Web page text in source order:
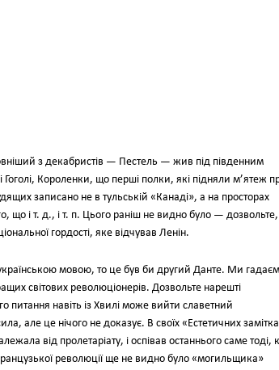
з декабристів — Пестель — жив під південним
Короленки, що перші полки, які підняли м’ятеж
записано не в тульській «Канаді», а на просторах
що і т. д., і т. п. Цього раніш не видно було — дозвольте,
гордості, яке відчував Ленін.
мовою, то це був би другий Данте. Ми
світових революціонерів. Дозвольте нарешті
питання навіть із Хвилі може вийти славетний
але це нічого не доказує. В своїх «Естетичних
від пролетаріату, і оспівав останнього саме тоді,
революції ще не видно було «могильщика»